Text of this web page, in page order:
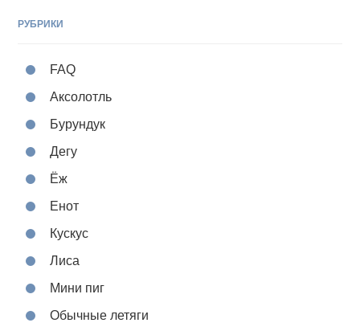
РУБРИКИ
FAQ
Аксолотль
Бурундук
Дегу
Ёж
Енот
Кускус
Лиса
Мини пиг
Обычные летяги